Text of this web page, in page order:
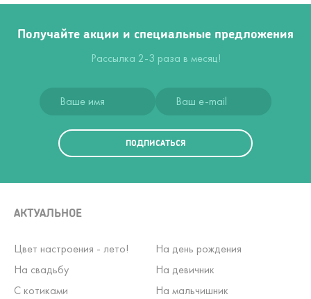
Получайте акции и специальные предложения
Рассылка 2-3 раза в месяц!
ПОДПИСАТЬСЯ
АКТУАЛЬНОЕ
Цвет настроения - лето!
На день рождения
На свадьбу
На девичник
С котиками
На мальчишник